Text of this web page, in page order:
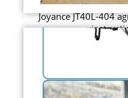
Joyance JT40L-404